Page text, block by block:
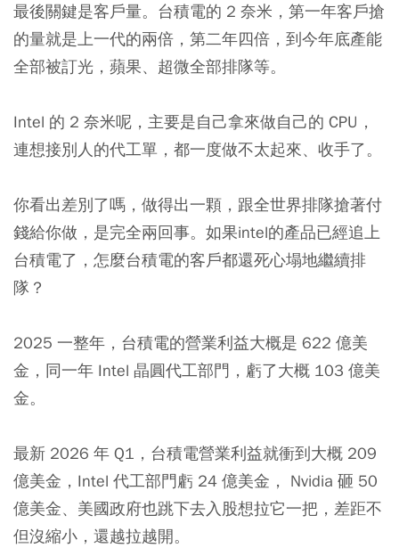
最後關鍵是客戶量。台積電的 2 奈米，第一年客戶搶
的量就是上一代的兩倍，第二年四倍，到今年底產能
全部被訂光，蘋果、超微全部排隊等。
Intel 的 2 奈米呢，主要是自己拿來做自己的 CPU，
連想接別人的代工單，都一度做不太起來、收手了。
你看出差別了嗎，做得出一顆，跟全世界排隊搶著付
錢給你做，是完全兩回事。如果intel的產品已經追上
台積電了，怎麼台積電的客戶都還死心塌地繼續排
隊？
2025 一整年，台積電的營業利益大概是 622 億美
金，同一年 Intel 晶圓代工部門，虧了大概 103 億美
金。
最新 2026 年 Q1，台積電營業利益就衝到大概 209
億美金，Intel 代工部門虧 24 億美金， Nvidia 砸 50
億美金、美國政府也跳下去入股想拉它一把，差距不
但沒縮小，還越拉越開。